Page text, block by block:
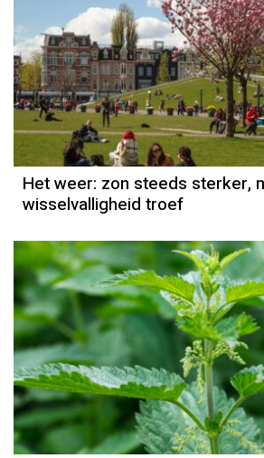
Het weer
Grieta Spannenburg
Het weer: zon steeds sterker,
wisselvalligheid troef
Het weer
Grieta Spannenburg